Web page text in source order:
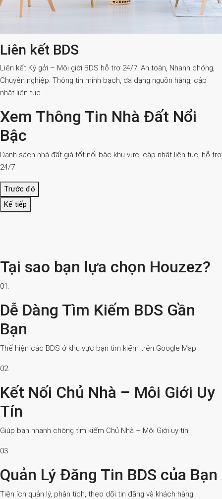
Liên kết BDS
Liên kết Ký gởi – Môi giới BDS hỗ trợ 24/7. An toàn, Nhanh chóng,
Chuyên nghiệp. Thông tin minh bạch, đa dạng nguồn hàng, cập
nhật liên tục.
Xem Thông Tin Nhà Đất Nổi
Bậc
Danh sách nhà đất giá tốt nổi bậc khu vực, cập nhật liên tục, hỗ trợ
24/7
Trước đó
Kế tiếp
Tại sao bạn lựa chọn Houzez?
01.
Dễ Dàng Tìm Kiếm BDS Gần
Bạn
Thể hiện các BDS ở khu vực bạn tìm kiếm trên Google Map.
02.
Kết Nối Chủ Nhà – Môi Giới Uy
Tín
Giúp bạn nhanh chóng tìm kiếm Chủ Nhà – Môi Giới uy tín.
03.
Quản Lý Đăng Tin BDS của Bạn
Tiện ích quản lý, phân tích, theo dõi tin đăng và khách hàng.